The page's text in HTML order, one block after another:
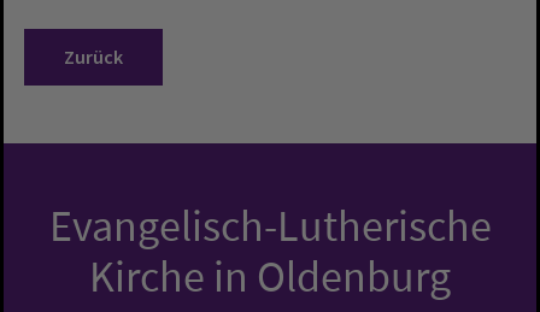
Zurück
Evangelisch-Lutherische
Kirche in Oldenburg